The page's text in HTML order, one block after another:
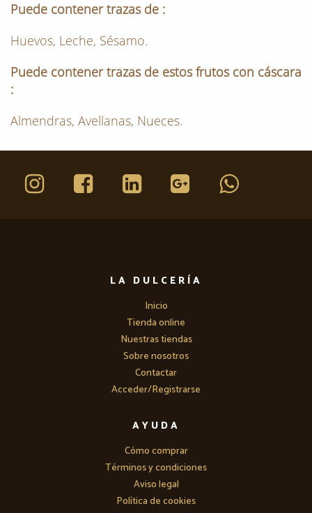
Puede contener trazas de :
Huevos, Leche, Sésamo.
Puede contener trazas de estos frutos con cáscara
:
Almendras, Avellanas, Nueces.
LA DULCERÍA
Inicio
Tienda online
Nuestras tiendas
Sobre nosotros
Contactar
Acceder/Registrarse
AYUDA
Cómo comprar
Términos y condiciones
Aviso legal
Política de cookies